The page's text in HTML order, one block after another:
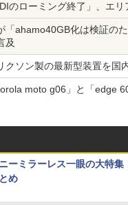
のローミング終了」、エリ
の課題
「ahamo40GB化は検証の
及
クソン製の最新型装置を国
moto g06」と「edge
ーミラーレス一眼の大特集
め